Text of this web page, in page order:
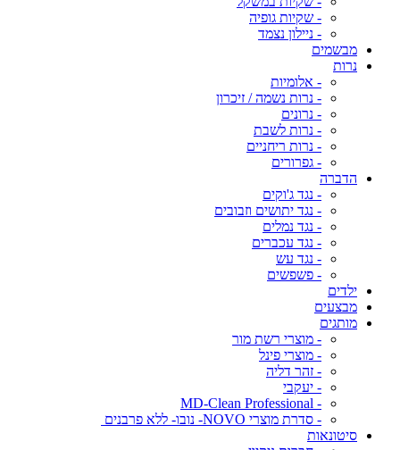
- שקיות גופיה
- ניילון נצמד
מבשמים
נרות
- אלומיות
- נרות נשמה / זיכרון
- נרונים
- נרות לשבת
- נרות ריחניים
- גפרורים
הדברה
- נגד ג'וקים
- נגד יתושים וזבובים
- נגד נמלים
- נגד עכברים
- נגד עש
- פשפשים
ילדים
מבצעים
מותגים
- מוצרי רשת מור
- מוצרי פינל
- זהר דליה
- יעקבי
- MD-Clean Professional
- סדרת מוצרי NOVO- נובו- ללא פרבנים
סיטונאות